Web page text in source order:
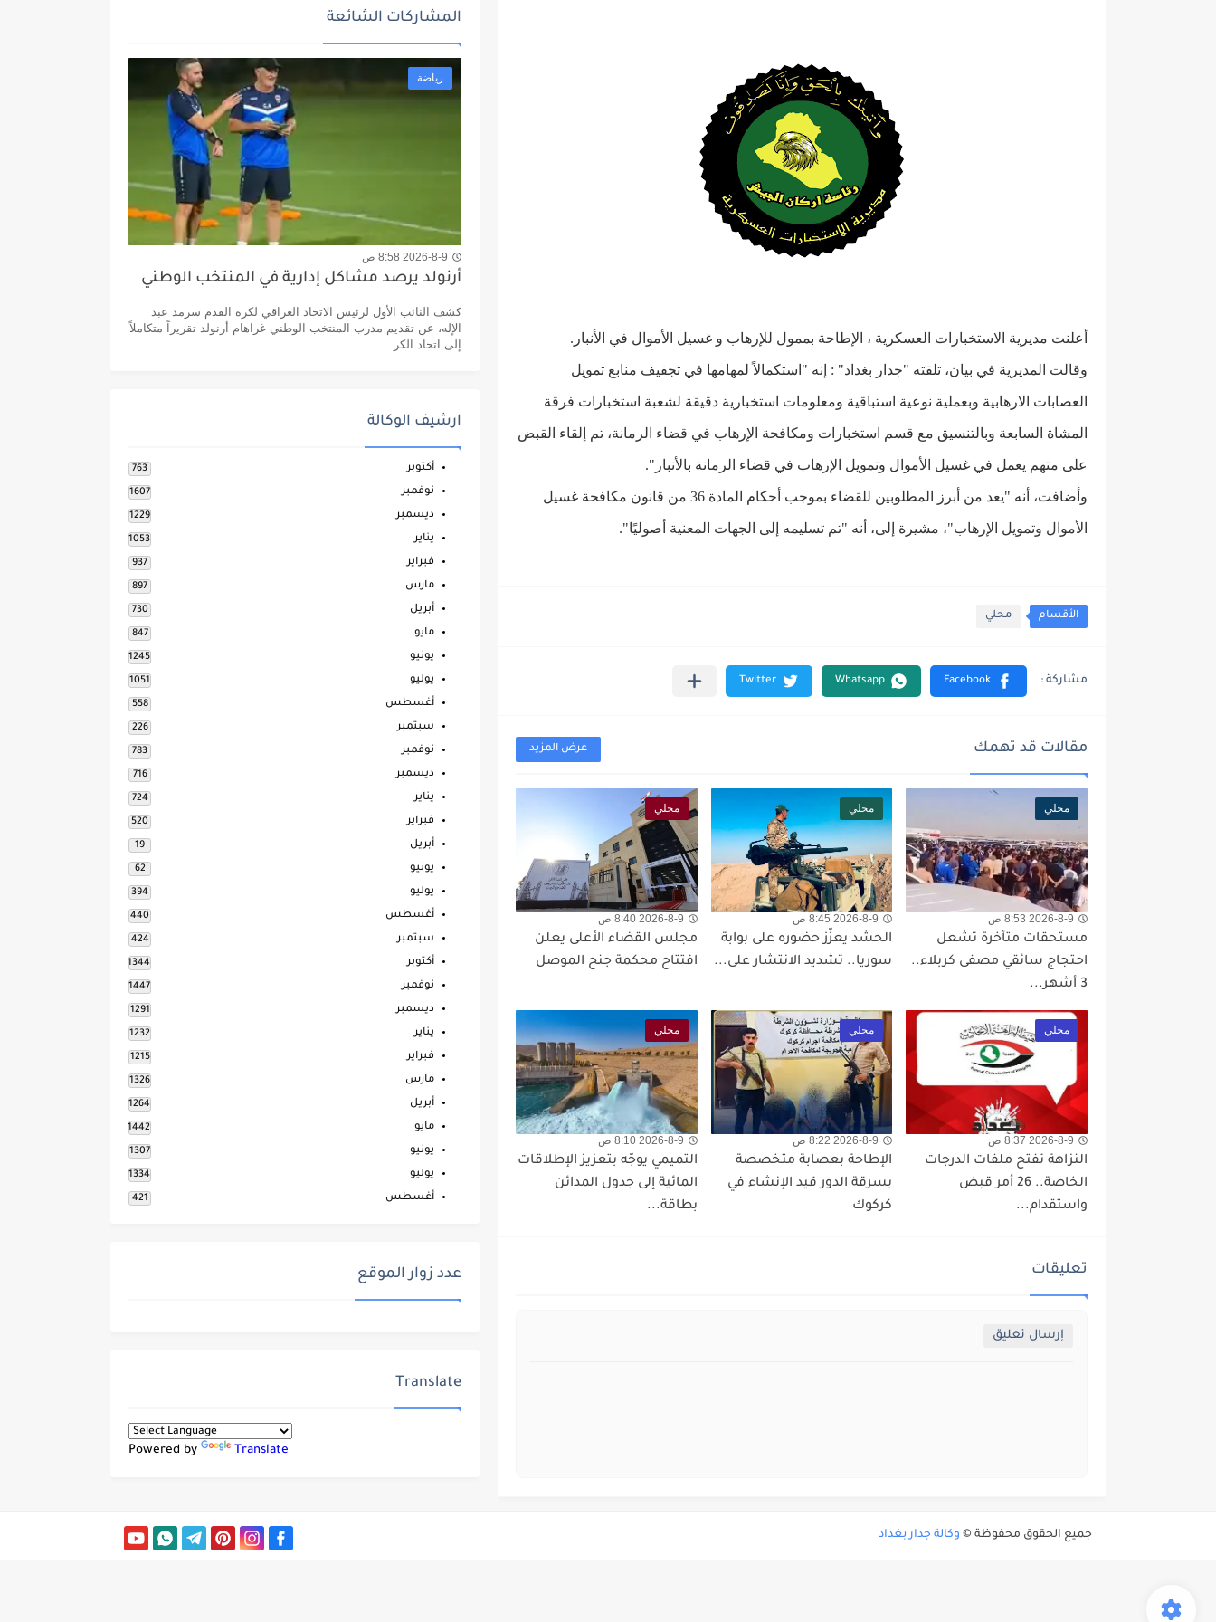
أعلنت مديرية الاستخبارات العسكرية ، الإطاحة بممول للإرهاب و غسيل الأموال في الأنبار.
وقالت المديرية في بيان، تلقته "جدار بغداد" : إنه "استكمالاً لمهامها في تجفيف منابع تمويل
العصابات الارهابية وبعملية نوعية استباقية ومعلومات استخبارية دقيقة لشعبة استخبارات فرقة
المشاة السابعة وبالتنسيق مع قسم استخبارات ومكافحة الإرهاب في قضاء الرمانة، تم إلقاء القبض
على متهم يعمل في غسيل الأموال وتمويل الإرهاب في قضاء الرمانة بالأنبار".
وأضافت، أنه "يعد من أبرز المطلوبين للقضاء بموجب أحكام المادة 36 من قانون مكافحة غسيل
الأموال وتمويل الإرهاب"، مشيرة إلى، أنه "تم تسليمه إلى الجهات المعنية أصوليًا".
الأقسام محلي
مقالات قد تهمك عرض المزيد
محلي
2026-8-9 8:53 ص
مستحقات متأخرة تشعل
احتجاج سائقي مصفى كربلاء..
3 أشهر...
محلي
2026-8-9 8:45 ص
الحشد يعزّز حضوره على بوابة
سوريا.. تشديد الانتشار على...
محلي
2026-8-9 8:40 ص
مجلس القضاء الأعلى يعلن
افتتاح محكمة جنح الموصل
محلي
2026-8-9 8:37 ص
النزاهة تفتح ملفات الدرجات
الخاصة.. 26 أمر قبض
واستقدام...
محلي
2026-8-9 8:22 ص
الإطاحة بعصابة متخصصة
بسرقة الدور قيد الإنشاء في
كركوك
محلي
2026-8-9 8:10 ص
التميمي يوجّه بتعزيز الإطلاقات
المائية إلى جدول المدائن
بطاقة...
تعليقات
إرسال تعليق
المشاركات الشائعة
رياضة
2026-8-9 8:58 ص
أرنولد يرصد مشاكل إدارية في المنتخب الوطني
كشف النائب الأول لرئيس الاتحاد العراقي لكرة القدم سرمد عبد
الإله، عن تقديم مدرب المنتخب الوطني غراهام أرنولد تقريراً متكاملاً
إلى اتحاد الكر...
ارشيف الوكالة
أكتوبر 763
نوفمبر 1607
ديسمبر 1229
يناير 1053
فبراير 937
مارس 897
أبريل 730
مايو 847
يونيو 1245
يوليو 1051
أغسطس 558
سبتمبر 226
نوفمبر 783
ديسمبر 716
يناير 724
فبراير 520
أبريل 19
يونيو 62
يوليو 394
أغسطس 440
سبتمبر 424
أكتوبر 1344
نوفمبر 1447
ديسمبر 1291
يناير 1232
فبراير 1215
مارس 1326
أبريل 1264
مايو 1442
يونيو 1307
يوليو 1334
أغسطس 421
عدد زوار الموقع
Translate
Powered by Translate
جميع الحقوق محفوظة © وكالة جدار بغداد